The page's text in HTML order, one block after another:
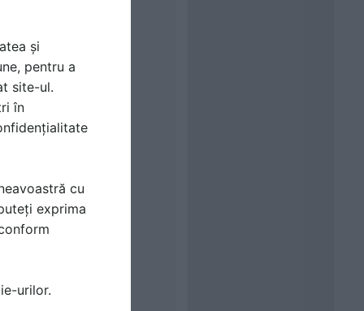
și
pentru a
site-ul.
în
cu
exprima
urilor.